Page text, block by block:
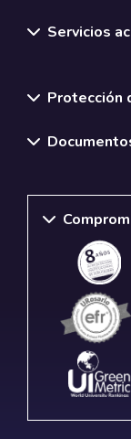
Servicios
Protección